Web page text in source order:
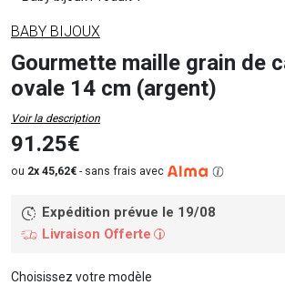
BABY BIJOUX
Gourmette maille grain de
ovale 14 cm (argent)
Voir la description
91.25€
ou 2x 45,62€ - sans frais avec
Expédition prévue le 19/08
Livraison Offerte
i
Choisissez votre modèle